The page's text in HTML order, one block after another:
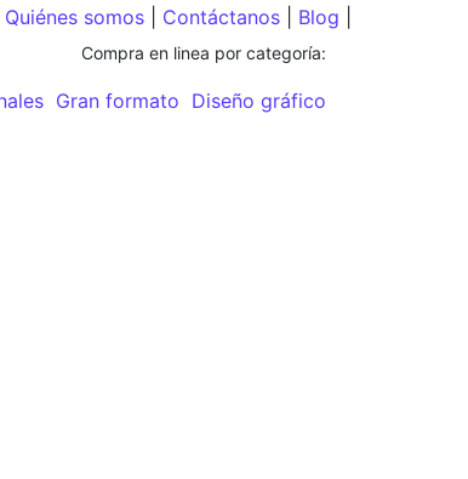
Quiénes somos Contáctanos Blog
Compra en linea por categoría:
Gran formato Diseño gráfico